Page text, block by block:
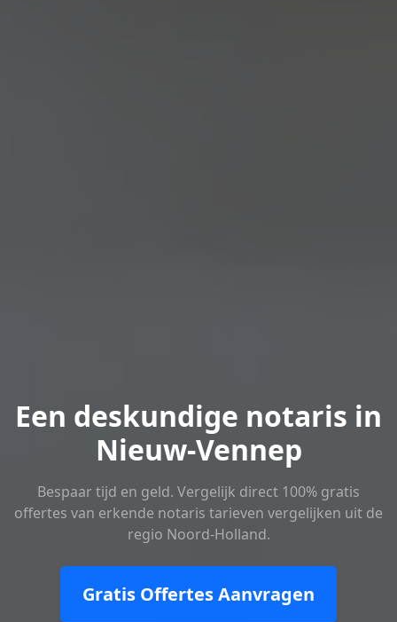
Een deskundige notaris in
Nieuw-Vennep
Bespaar tijd en geld. Vergelijk direct 100% gratis
offertes van erkende notaris tarieven vergelijken uit de
regio Noord-Holland.
Gratis Offertes Aanvragen